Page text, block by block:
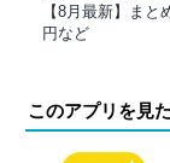
【8月最新】まと
円など
このアプリを見